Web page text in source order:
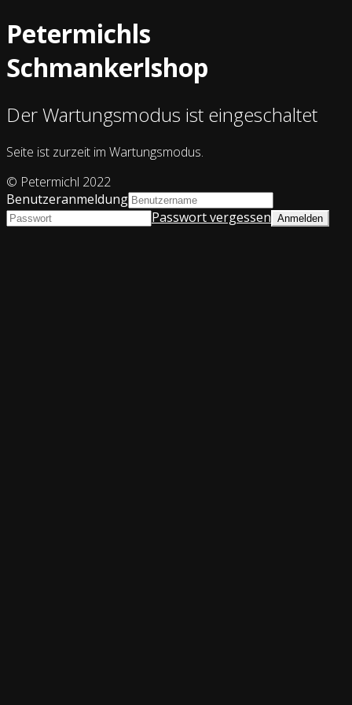
Petermichls
Schmankerlshop
Der Wartungsmodus ist eingeschaltet
Seite ist zurzeit im Wartungsmodus.
© Petermichl 2022
Benutzeranmeldung
Passwort vergessen